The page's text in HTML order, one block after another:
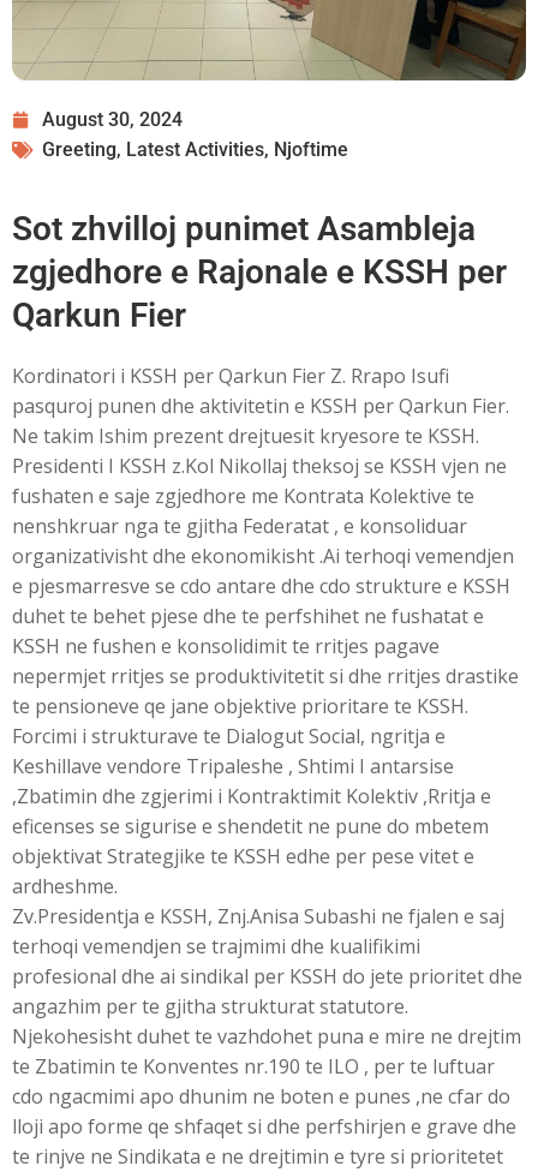
August 30, 2024
Greeting, Latest Activities, Njoftime
Sot zhvilloj punimet Asambleja
zgjedhore e Rajonale e KSSH per
Qarkun Fier
Kordinatori i KSSH per Qarkun Fier Z. Rrapo Isufi
pasquroj punen dhe aktivitetin e KSSH per Qarkun Fier.
Ne takim Ishim prezent drejtuesit kryesore te KSSH.
Presidenti I KSSH z.Kol Nikollaj theksoj se KSSH vjen ne
fushaten e saje zgjedhore me Kontrata Kolektive te
nenshkruar nga te gjitha Federatat , e konsoliduar
organizativisht dhe ekonomikisht .Ai terhoqi vemendjen
e pjesmarresve se cdo antare dhe cdo strukture e KSSH
duhet te behet pjese dhe te perfshihet ne fushatat e
KSSH ne fushen e konsolidimit te rritjes pagave
nepermjet rritjes se produktivitetit si dhe rritjes drastike
te pensioneve qe jane objektive prioritare te KSSH.
Forcimi i strukturave te Dialogut Social, ngritja e
Keshillave vendore Tripaleshe , Shtimi I antarsise
,Zbatimin dhe zgjerimi i Kontraktimit Kolektiv ,Rritja e
eficenses se sigurise e shendetit ne pune do mbetem
objektivat Strategjike te KSSH edhe per pese vitet e
ardheshme.
Zv.Presidentja e KSSH, Znj.Anisa Subashi ne fjalen e saj
terhoqi vemendjen se trajmimi dhe kualifikimi
profesional dhe ai sindikal per KSSH do jete prioritet dhe
angazhim per te gjitha strukturat statutore.
Njekohesisht duhet te vazhdohet puna e mire ne drejtim
te Zbatimin te Konventes nr.190 te ILO , per te luftuar
cdo ngacmimi apo dhunim ne boten e punes ,ne cfar do
lloji apo forme qe shfaqet si dhe perfshirjen e grave dhe
te rinjve ne Sindikata e ne drejtimin e tyre si prioritetet